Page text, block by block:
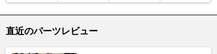
直近のパーツレビュー